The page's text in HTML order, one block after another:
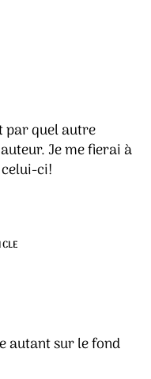
par quel autre
Je me fierai à
ci!
:
autant sur le fond